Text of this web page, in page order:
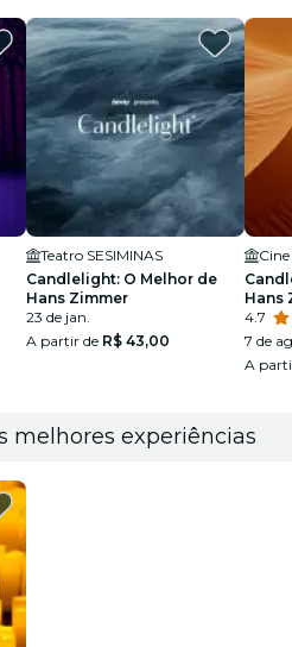
Teatro SESIMINAS
Candlelight: O Melhor de
Hans Zimmer
23 de jan.
A partir de R$ 43,00
Hans
4.7
7 de
A
melhores experiências